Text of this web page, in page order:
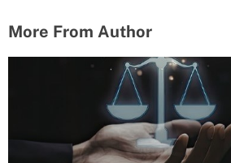
More From Author